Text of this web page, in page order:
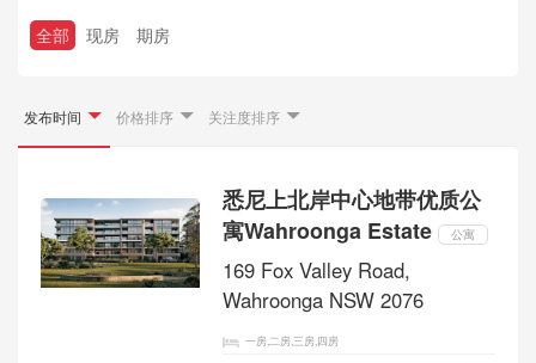
全部 现房 期房
发布时间 价格排序 关注度排序
悉尼上北岸中心地带优质公
寓Wahroonga Estate
公寓
169 Fox Valley Road,
Wahroonga NSW 2076
一房,二房,三房,四房